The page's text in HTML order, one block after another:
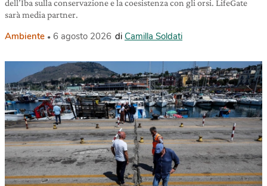
dell’Iba sulla conservazione e la coesistenza con gli orsi. LifeGate
sarà media partner.
Ambiente 6 agosto 2026 di Camilla Soldati